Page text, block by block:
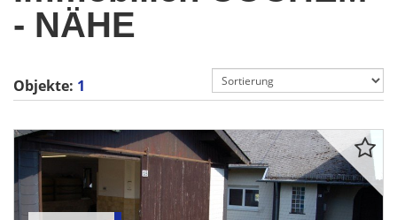
- NÄHE
Objekte: 1